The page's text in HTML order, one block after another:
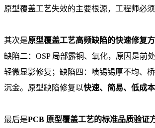
原型覆盖工艺失效的主要根源，工程师必须
其次是原型覆盖工艺高频缺陷的快速修复
缺陷二：OSP 局部露铜、氧化，原因是前
轻微显影修复；缺陷四：喷锡锡厚不均、
沉金。原型缺陷修复以快速、简易、低成本
最后是PCB 原型覆盖工艺的标准品质验证